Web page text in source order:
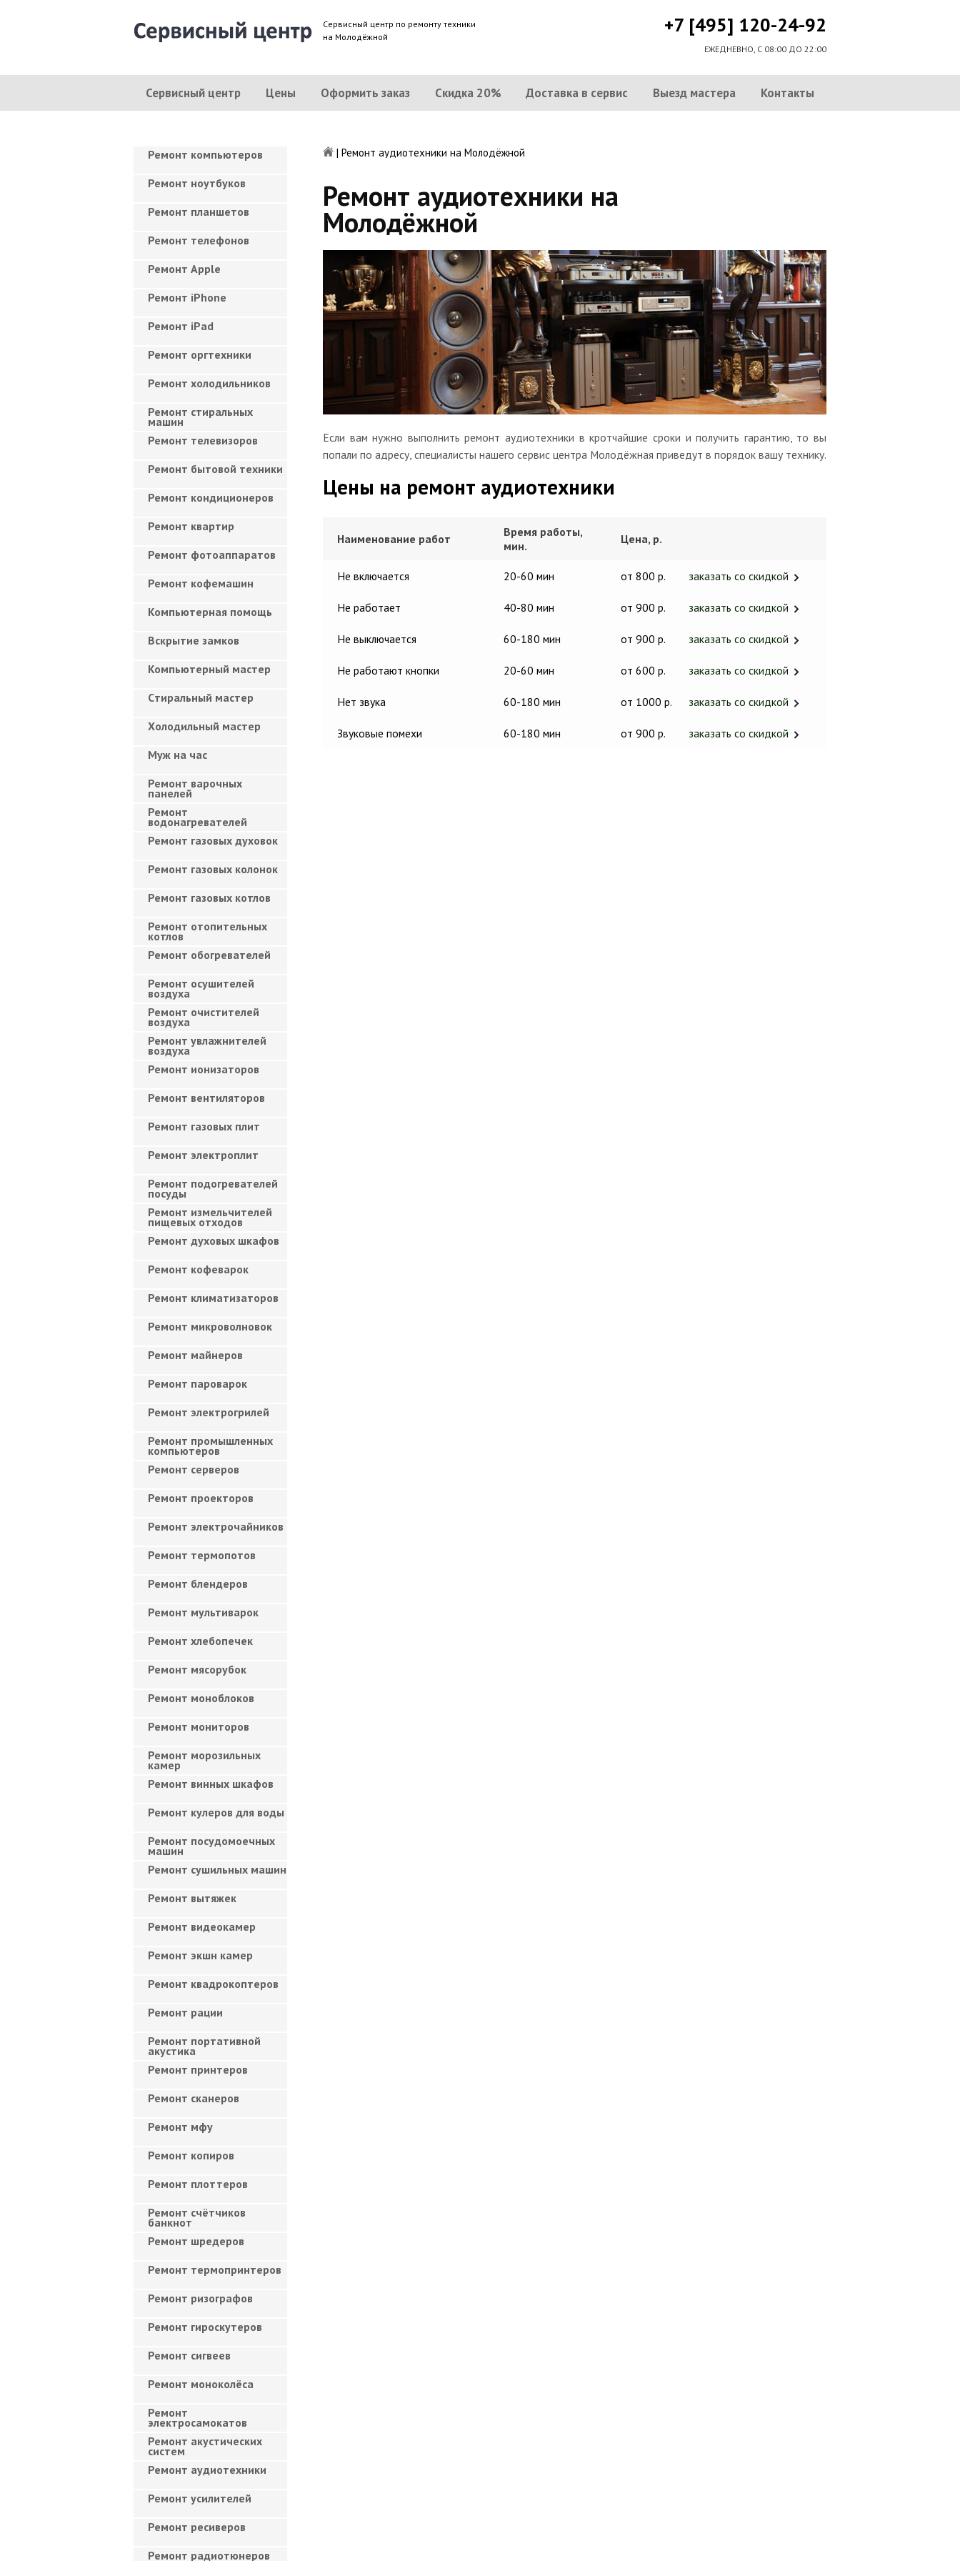
Сервисный центр по ремонту техники
на Молодёжной
+7 [495] 120-24-92
ЕЖЕДНЕВНО, С 08:00 ДО 22:00
Сервисный центр Цены Оформить заказ Скидка 20% Доставка в сервис Выезд мастера Контакты
| Ремонт аудиотехники на Молодёжной
Ремонт аудиотехники на
Молодёжной
Если вам нужно выполнить ремонт аудиотехники в кротчайшие сроки и получить гарантию, то вы
попали по адресу, специалисты нашего сервис центра Молодёжная приведут в порядок вашу технику.
Цены на ремонт аудиотехники
Наименование работ
Время работы,
мин.
Цена, р.
Не включается 20-60 мин от 800 р. заказать со скидкой
Не работает 40-80 мин от 900 р. заказать со скидкой
Не выключается 60-180 мин от 900 р. заказать со скидкой
Не работают кнопки 20-60 мин от 600 р. заказать со скидкой
Нет звука 60-180 мин от 1000 р. заказать со скидкой
Звуковые помехи 60-180 мин от 900 р. заказать со скидкой
Ремонт компьютеров
Ремонт ноутбуков
Ремонт планшетов
Ремонт телефонов
Ремонт Apple
Ремонт iPhone
Ремонт iPad
Ремонт оргтехники
Ремонт холодильников
Ремонт стиральных
машин
Ремонт телевизоров
Ремонт бытовой техники
Ремонт кондиционеров
Ремонт квартир
Ремонт фотоаппаратов
Ремонт кофемашин
Компьютерная помощь
Вскрытие замков
Компьютерный мастер
Cтиральный мастер
Холодильный мастер
Муж на час
Ремонт варочных
панелей
Ремонт
водонагревателей
Ремонт газовых духовок
Ремонт газовых колонок
Ремонт газовых котлов
Ремонт отопительных
котлов
Ремонт обогревателей
Ремонт осушителей
воздуха
Ремонт очистителей
воздуха
Ремонт увлажнителей
воздуха
Ремонт ионизаторов
Ремонт вентиляторов
Ремонт газовых плит
Ремонт электроплит
Ремонт подогревателей
посуды
Ремонт измельчителей
пищевых отходов
Ремонт духовых шкафов
Ремонт кофеварок
Ремонт климатизаторов
Ремонт микроволновок
Ремонт майнеров
Ремонт пароварок
Ремонт электрогрилей
Ремонт промышленных
компьютеров
Ремонт серверов
Ремонт проекторов
Ремонт электрочайников
Ремонт термопотов
Ремонт блендеров
Ремонт мультиварок
Ремонт хлебопечек
Ремонт мясорубок
Ремонт моноблоков
Ремонт мониторов
Ремонт морозильных
камер
Ремонт винных шкафов
Ремонт кулеров для воды
Ремонт посудомоечных
машин
Ремонт сушильных машин
Ремонт вытяжек
Ремонт видеокамер
Ремонт экшн камер
Ремонт квадрокоптеров
Ремонт рации
Ремонт портативной
акустика
Ремонт принтеров
Ремонт сканеров
Ремонт мфу
Ремонт копиров
Ремонт плоттеров
Ремонт счётчиков
банкнот
Ремонт шредеров
Ремонт термопринтеров
Ремонт ризографов
Ремонт гироскутеров
Ремонт сигвеев
Ремонт моноколёса
Ремонт
электросамокатов
Ремонт акустических
систем
Ремонт аудиотехники
Ремонт усилителей
Ремонт ресиверов
Ремонт радиотюнеров